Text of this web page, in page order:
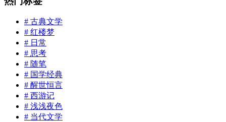
# 古典文学
# 红楼梦
# 日常
# 思考
# 随笔
# 国学经典
# 醒世恒言
# 西游记
# 浅浅夜色
# 当代文学